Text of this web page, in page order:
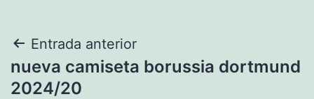
Navegación
de
Entrada anterior
nueva camiseta borussia dortmund
2024/20